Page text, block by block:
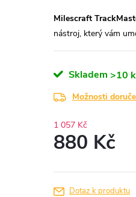
Milescraft
nástroj, který vám
Skladem >10
Možnosti
1 057 Kč
880 Kč
cena:
Dotaz k produktu